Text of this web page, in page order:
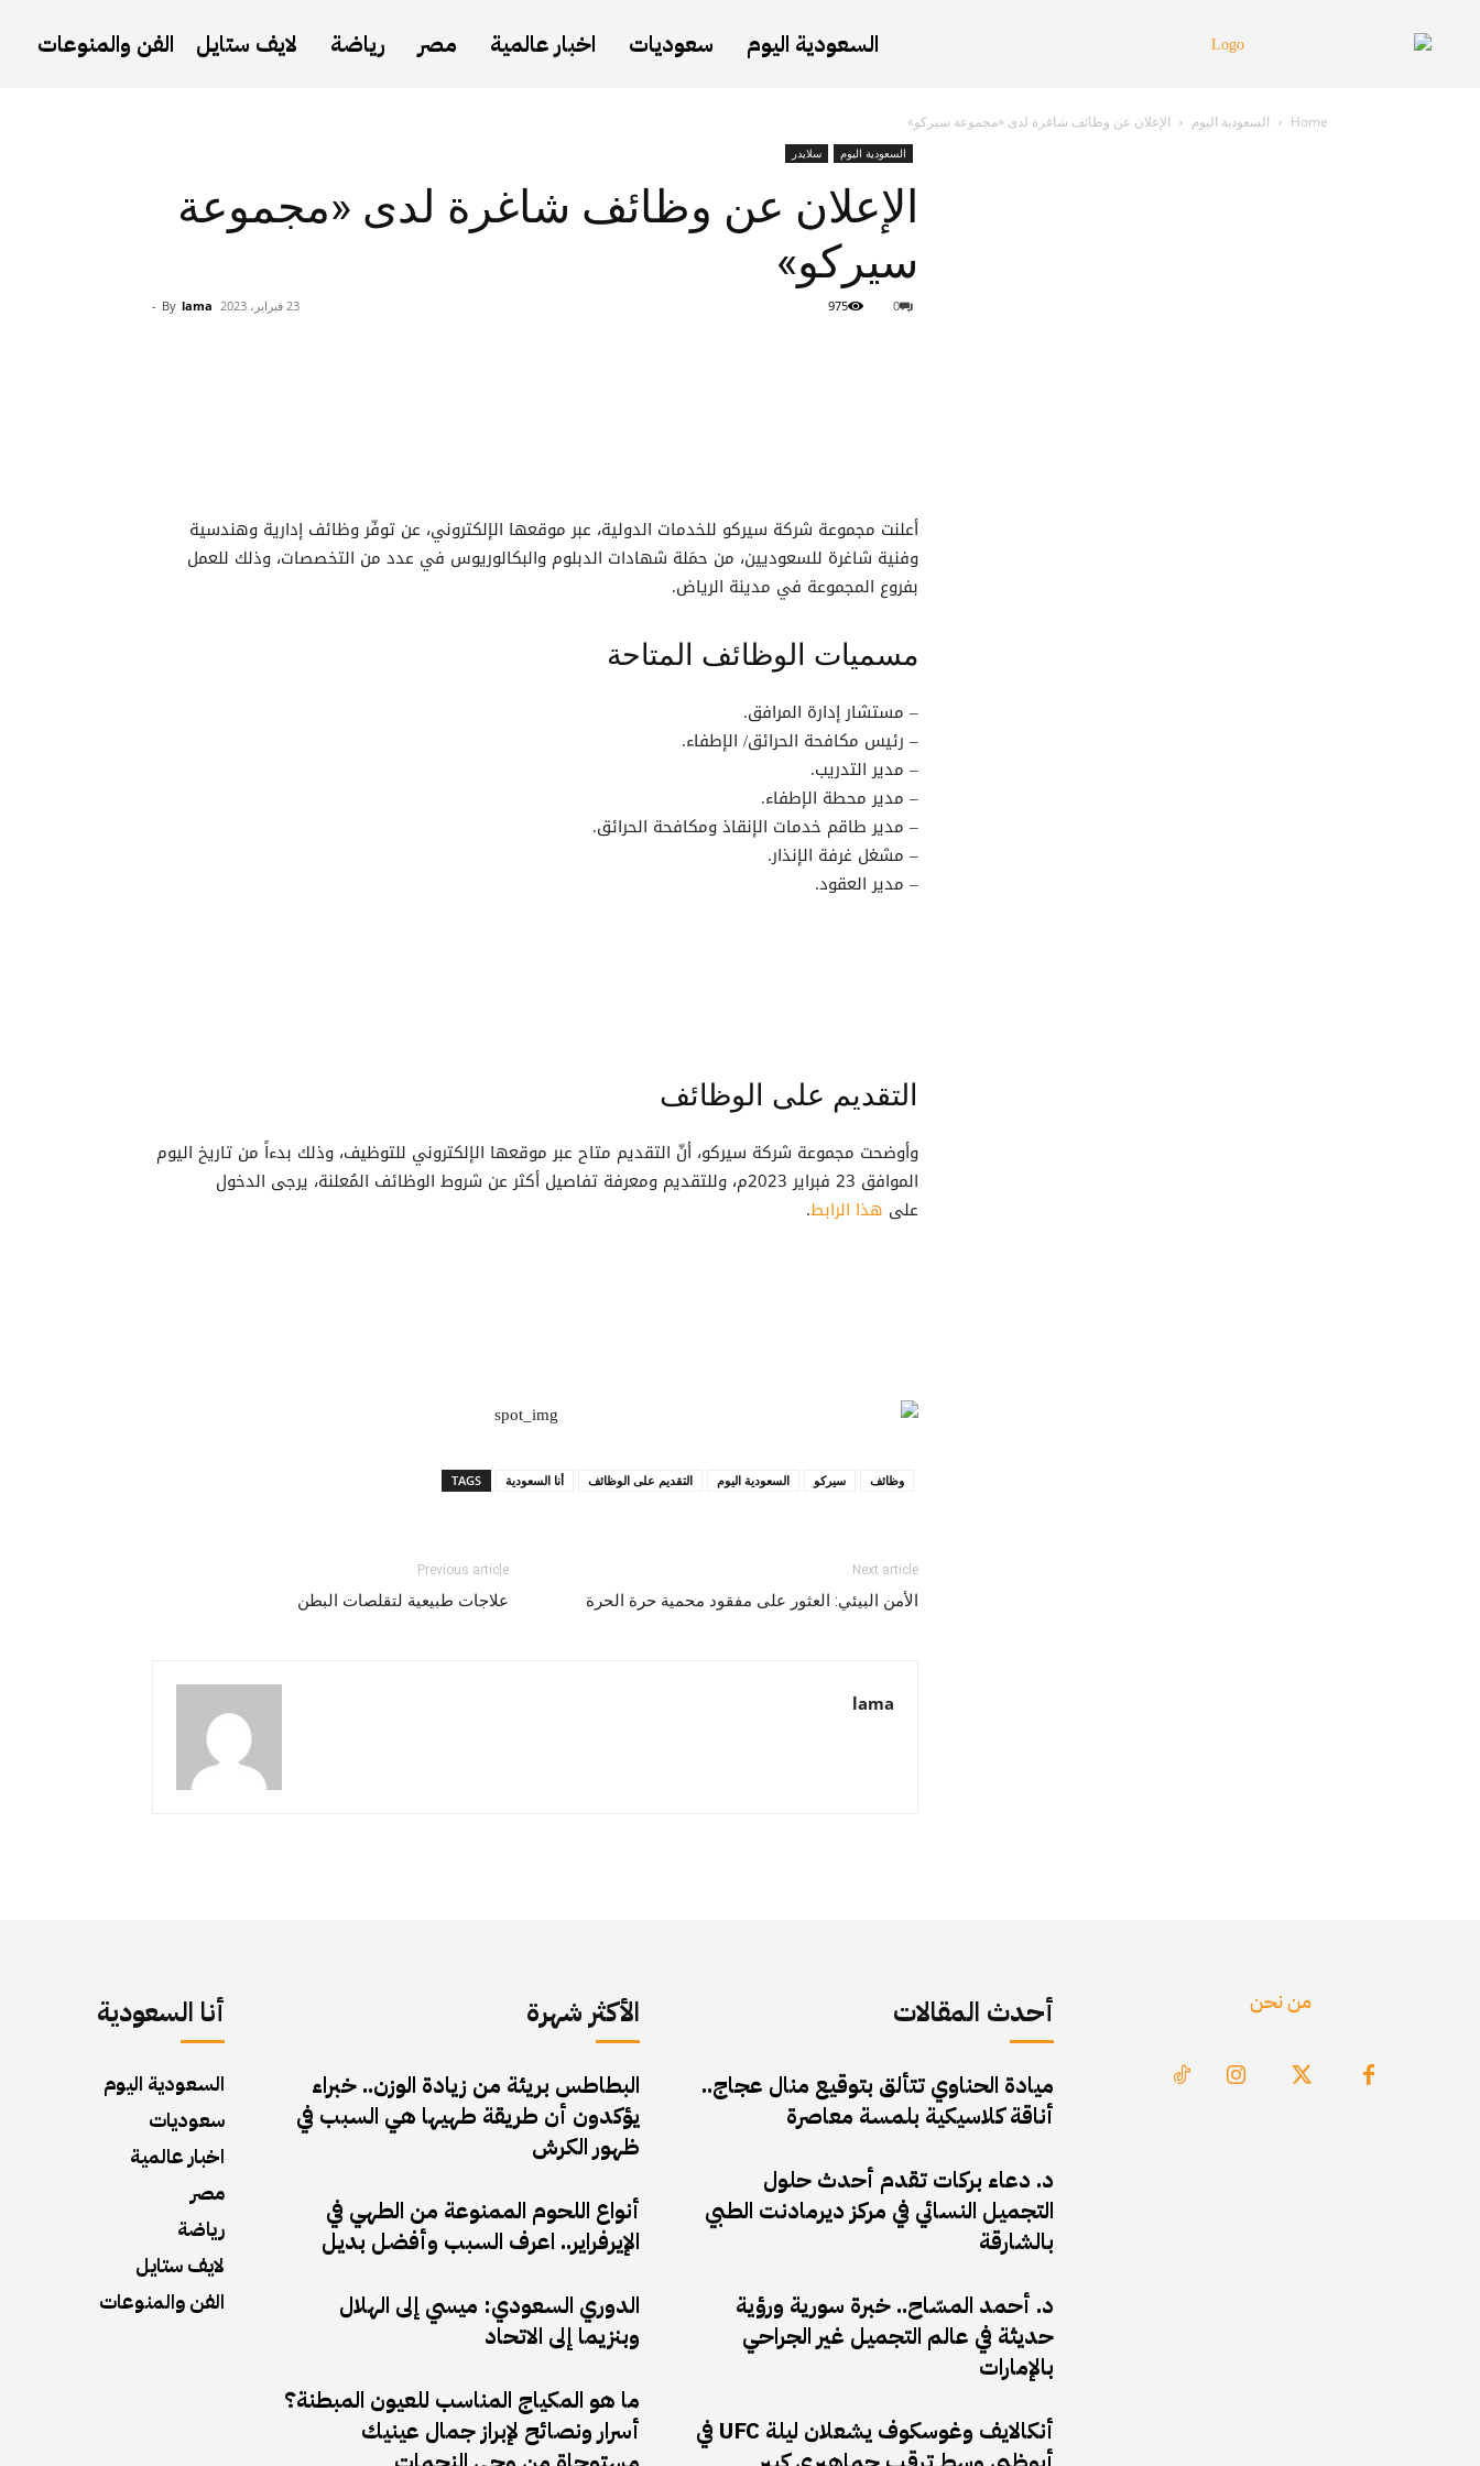
السعودية اليوم سعوديات اخبار عالمية مصر رياضة لايف ستايل الفن والمنوعات
Home السعودية اليوم الإعلان عن وظائف شاغرة لدى «مجموعة سيركو»
السعودية اليوم سلايدر
الإعلان عن وظائف شاغرة لدى «مجموعة
سيركو»
By lama
- 23 فبراير، 2023 0
975
أعلنت مجموعة شركة سيركو للخدمات الدولية، عبر موقعها الإلكتروني، عن توفّر وظائف إدارية وهندسية
وفنية شاغرة للسعوديين، من حمَلة شهادات الدبلوم والبكالوريوس في عدد من التخصصات، وذلك للعمل
بفروع المجموعة في مدينة الرياض.
مسميات الوظائف المتاحة
– مستشار إدارة المرافق.
– رئيس مكافحة الحرائق/ الإطفاء.
– مدير التدريب.
– مدير محطة الإطفاء.
– مدير طاقم خدمات الإنقاذ ومكافحة الحرائق.
– مشغل غرفة الإنذار.
– مدير العقود.
التقديم على الوظائف
وأوضحت مجموعة شركة سيركو، أنّ التقديم متاح عبر موقعها الإلكتروني للتوظيف، وذلك بدءاً من تاريخ اليوم
الموافق 23 فبراير 2023م، وللتقديم ومعرفة تفاصيل أكثر عن شروط الوظائف المُعلنة، يرجى الدخول
على هذا الرابط.
TAGS أنا السعودية التقديم على الوظائف السعودية اليوم سيركو وظائف
Previous article
علاجات طبيعية لتقلصات البطن
Next article
الأمن البيئي: العثور على مفقود محمية حرة الحرة
lama
أنا السعودية
السعودية اليوم
سعوديات
اخبار عالمية
مصر
رياضة
لايف ستايل
الفن والمنوعات
الأكثر شهرة
البطاطس بريئة من زيادة الوزن.. خبراء
يؤكدون أن طريقة طهيها هي السبب في
ظهور الكرش
أنواع اللحوم الممنوعة من الطهي في
الإيرفراير.. اعرف السبب وأفضل بديل
الدوري السعودي: ميسي إلى الهلال
وبنزيما إلى الاتحاد
ما هو المكياج المناسب للعيون المبطنة؟
أسرار ونصائح لإبراز جمال عينيك
أحدث المقالات
ميادة الحناوي تتألق بتوقيع منال عجاج..
أناقة كلاسيكية بلمسة معاصرة
د. دعاء بركات تقدم أحدث حلول
التجميل النسائي في مركز ديرمادنت الطبي
بالشارقة
د. أحمد المسّاح.. خبرة سورية ورؤية
حديثة في عالم التجميل غير الجراحي
بالإمارات
أنكالايف وغوسكوف يشعلان ليلة UFC في
من نحن